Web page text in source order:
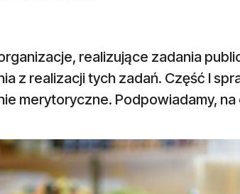
realizujące zadania
z realizacji tych zadań. Część I
merytoryczne. Podpowiadamy,